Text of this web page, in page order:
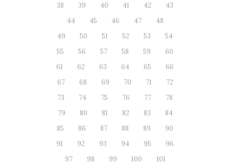
38
39 40 41 42
43
44
45 46 47
48
49
50 51 52 53
54
55
56 57 58 59
60
61
62 63 64 65
66
67
68 69 70 71
72
73
74 75 76 77
78
79
80 81 82 83
84
85
86 87 88 89
90
91
92 93 94 95
96
97
98 99 100
101